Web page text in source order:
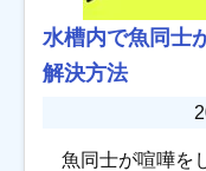
水槽内で魚同士
解決方法
魚同士が喧嘩を